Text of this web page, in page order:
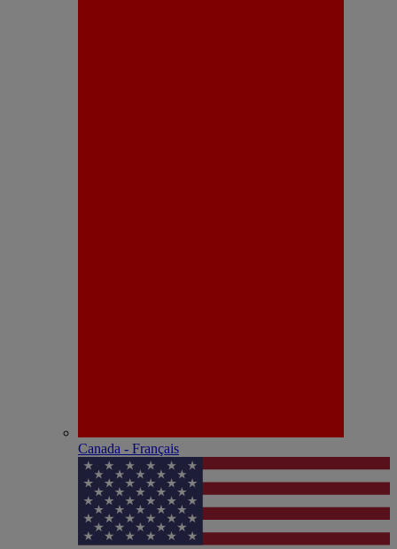
Canada - Français